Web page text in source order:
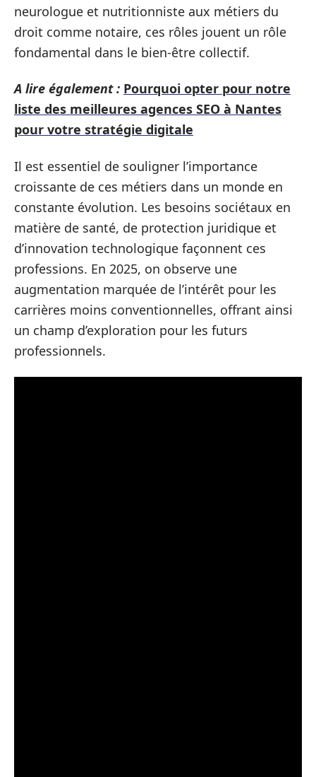
neurologue et nutritionniste aux métiers du
droit comme notaire, ces rôles jouent un rôle
fondamental dans le bien-être collectif.
A lire également : Pourquoi opter pour notre
liste des meilleures agences SEO à Nantes
pour votre stratégie digitale
Il est essentiel de souligner l’importance
croissante de ces métiers dans un monde en
constante évolution. Les besoins sociétaux en
matière de santé, de protection juridique et
d’innovation technologique façonnent ces
professions. En 2025, on observe une
augmentation marquée de l’intérêt pour les
carrières moins conventionnelles, offrant ainsi
un champ d’exploration pour les futurs
professionnels.